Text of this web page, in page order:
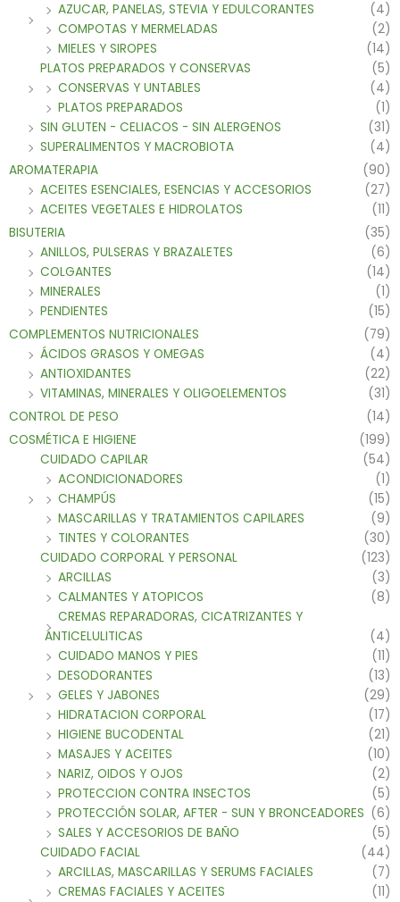
AZUCAR, PANELAS, STEVIA Y EDULCORANTES
(4)
COMPOTAS Y MERMELADAS
(2)
MIELES Y SIROPES
(14)
PLATOS PREPARADOS Y CONSERVAS
(5)
CONSERVAS Y UNTABLES
(4)
PLATOS PREPARADOS
(1)
SIN GLUTEN - CELIACOS - SIN ALERGENOS
(31)
SUPERALIMENTOS Y MACROBIOTA
(4)
AROMATERAPIA
(90)
ACEITES ESENCIALES, ESENCIAS Y ACCESORIOS
(27)
ACEITES VEGETALES E HIDROLATOS
(11)
BISUTERIA
(35)
ANILLOS, PULSERAS Y BRAZALETES
(6)
COLGANTES
(14)
MINERALES
(1)
PENDIENTES
(15)
COMPLEMENTOS NUTRICIONALES
(79)
ÁCIDOS GRASOS Y OMEGAS
(4)
ANTIOXIDANTES
(22)
VITAMINAS, MINERALES Y OLIGOELEMENTOS
(31)
CONTROL DE PESO
(14)
COSMÉTICA E HIGIENE
(199)
CUIDADO CAPILAR
(54)
ACONDICIONADORES
(1)
CHAMPÚS
(15)
MASCARILLAS Y TRATAMIENTOS CAPILARES
(9)
TINTES Y COLORANTES
(30)
CUIDADO CORPORAL Y PERSONAL
(123)
ARCILLAS
(3)
CALMANTES Y ATOPICOS
(8)
CREMAS REPARADORAS, CICATRIZANTES Y
ANTICELULITICAS
(4)
CUIDADO MANOS Y PIES
(11)
DESODORANTES
(13)
GELES Y JABONES
(29)
HIDRATACION CORPORAL
(17)
HIGIENE BUCODENTAL
(21)
MASAJES Y ACEITES
(10)
NARIZ, OIDOS Y OJOS
(2)
PROTECCION CONTRA INSECTOS
(5)
PROTECCIÓN SOLAR, AFTER - SUN Y BRONCEADORES (6)
SALES Y ACCESORIOS DE BAÑO
(5)
CUIDADO FACIAL
(44)
ARCILLAS, MASCARILLAS Y SERUMS FACIALES
(7)
CREMAS FACIALES Y ACEITES
(11)